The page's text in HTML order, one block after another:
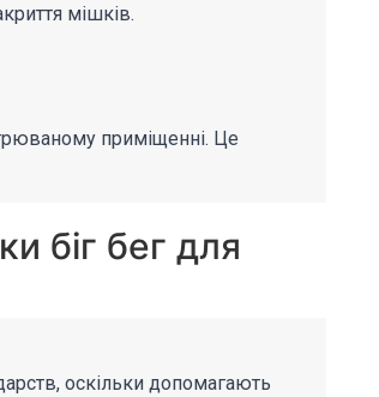
мішків.
приміщенні. Це
біг бег для
оскільки допомагають